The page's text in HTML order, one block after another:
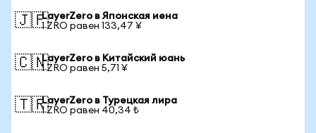
🇯🇵LayerZero в Японская иена
1 ZRO равен 133,47 ¥
🇨🇳LayerZero в Китайский юань
1 ZRO равен 5,71 ¥
🇹🇷LayerZero в Турецкая лира
1 ZRO равен 40,34 ₺